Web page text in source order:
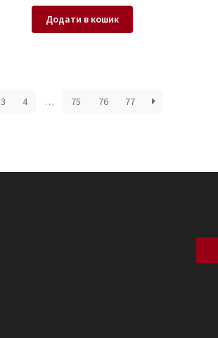
Додати в кошик
3 4 … 75 76 77